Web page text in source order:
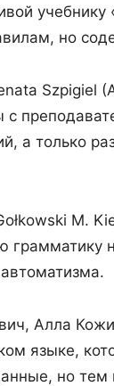
но
Szpigiel
а только
M.
Алла
языке,
но тем